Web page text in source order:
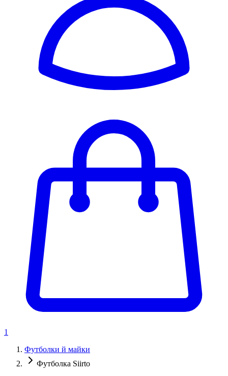
1
Футболки й майки
Футболка Siirto